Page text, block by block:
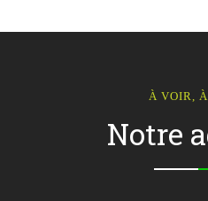
À VOIR,
Notre